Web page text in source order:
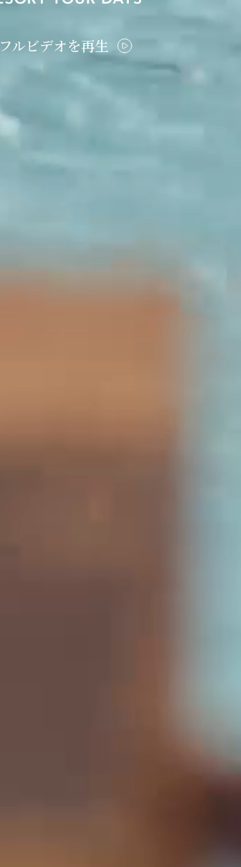
フルビデオを再生